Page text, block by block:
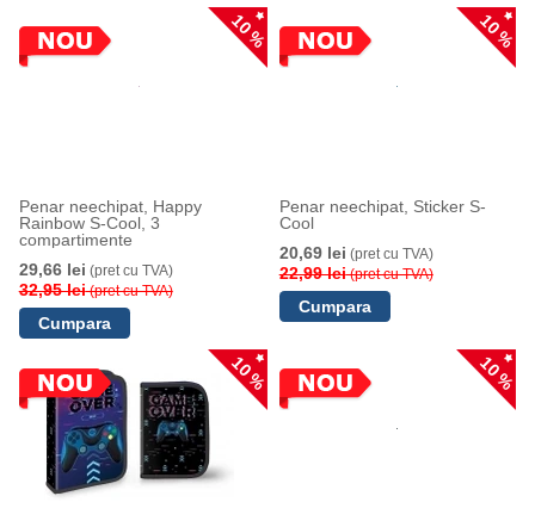
10 %
Penar neechipat, Happy
Rainbow S-Cool, 3
compartimente
29,66 lei (pret cu TVA)
32,95 lei(pret cu TVA)
10 %
Penar neechipat, Sticker S-
Cool
20,69 lei (pret cu TVA)
22,99 lei(pret cu TVA)
10 % 10 %